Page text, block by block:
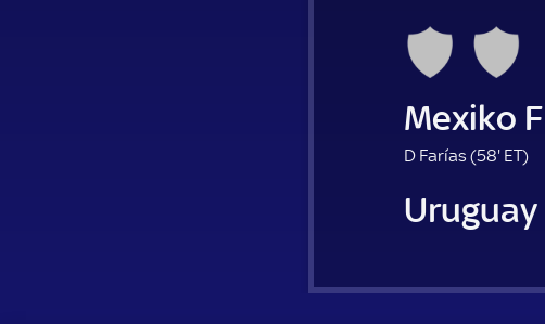
Mexiko
D Farías (58'5
m
u
ETE
)
Uruguay